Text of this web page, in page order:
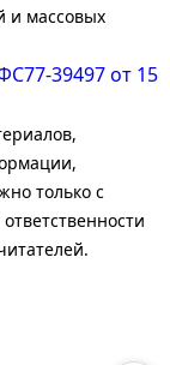
и массовых
39497 от 15
только с